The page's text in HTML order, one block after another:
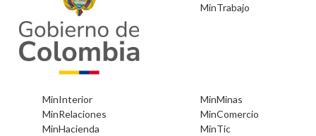
MinTrabajo
MinInterior
MinRelaciones
MinHacienda
MinMinas
MinComercio
MinTic